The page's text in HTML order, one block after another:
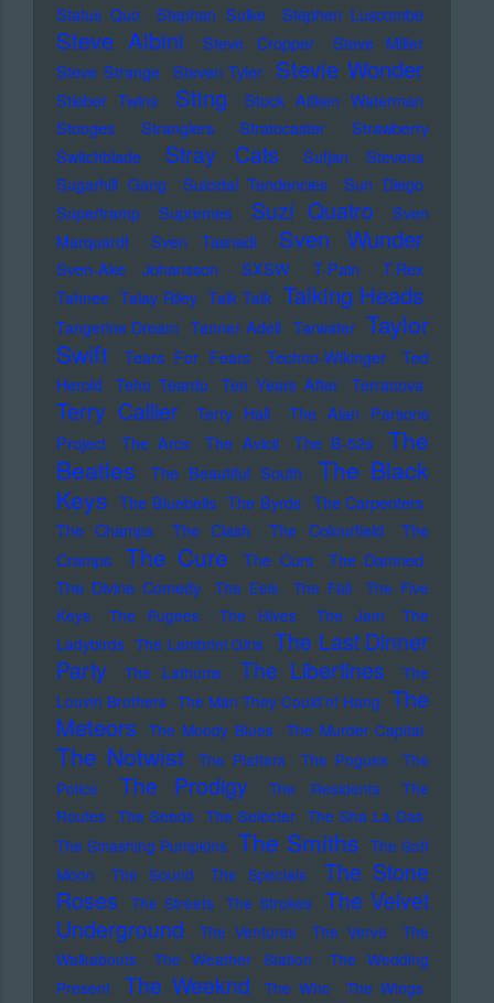
Status Quo
Stephan Sulke Stephen Luscombe
Steve Albini Steve Cropper
Steve Miller
Steve Strange Steven Tyler Stevie Wonder
Stieber Twins Sting
Stock Aitken Waterman
Stooges
Stranglers Stratocaster
Strawberry
Switchblade
Stray Cats
Sufjan Stevens
Sugarhill Gang
Suicidal Tendencies
Sun Diego
Supertramp
Supremes Suzi Quatro
Sven
Marquardt
Sven Tasnadi Sven Wunder
Sven-Ake Johansson SXSW T-Pain
T.Rex
Tahnee Talay Riley Talk Talk Talking Heads
Tangerine Dream Tanner Adell Tarwater Taylor
Swift
Tears For Fears Techno-Wikinger
Ted
Herold
Teho Teardo Ten Years After Terranova
Terry Callier Terry Hall
The Alan Parsons
Project
The Arcs The Avicii The B-52s
The
Beatles
The Beautiful South
The Black
Keys The Bluebells The Byrds The Carpenters
The Champs
The Clash The Colourfield
The
Cramps
The Cure The Curs
The Damned
The Divine Comedy
The Eels The Fall
The Five
Keys
The Fugees The Hives The Jam
The
Ladybirds The Lambrini Girls The Last Dinner
Party
The Lathums The Libertines
The
Louvin Brothers The Man They Could'nt Hang The
Meteors The Moody Blues The Murder Capital
The Notwist The Platters The Pogues
The
Police
The Prodigy The Residents
The
Routes The Seeds The Selecter The Sha La Das
The Smashing Pumpkins The Smiths The Soft
Moon
The Sound The Specials
The Stone
Roses
The Streets The Strokes
The Velvet
Underground
The Ventures The Verve
The
Walkabouts
The Weather Station
The Wedding
Present
The Weeknd The Who
The Wings